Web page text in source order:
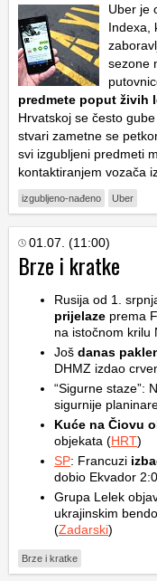
Uber je
Indexa
sezone
predmete poput živih
Hrvatskoj se često
stvari zametne se
svi izgubljeni predmeti
kontaktiranjem vozača
izgubljeno-nađeno Uber
01.07. (11:00)
Brze i kratke
Rusija od 1.
prijelaze prema
na istočnom krilu
Još danas
DHMZ izdao
“Sigurne staze”:
sigurnije
Kuće na Čiovu
objekata (HRT)
SP: Francuzi
dobio Ekvador
Grupa Lelek
ukrajinskim
(Zadarski)
Brze i kratke